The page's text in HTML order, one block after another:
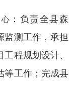
：负责全县森
监测工作，承担
程规划设计、
等工作；完成县